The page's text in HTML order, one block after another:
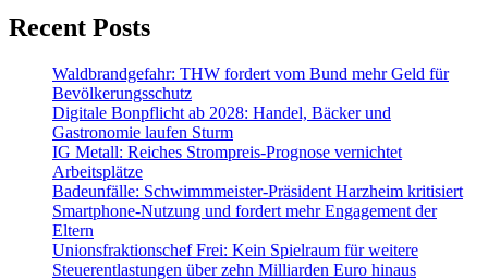
Recent Posts
Waldbrandgefahr: THW fordert vom Bund mehr Geld für
Bevölkerungsschutz
Digitale Bonpflicht ab 2028: Handel, Bäcker und
Gastronomie laufen Sturm
IG Metall: Reiches Strompreis-Prognose vernichtet
Arbeitsplätze
Badeunfälle: Schwimmmeister-Präsident Harzheim kritisiert
Smartphone-Nutzung und fordert mehr Engagement der
Eltern
Unionsfraktionschef Frei: Kein Spielraum für weitere
Steuerentlastungen über zehn Milliarden Euro hinaus